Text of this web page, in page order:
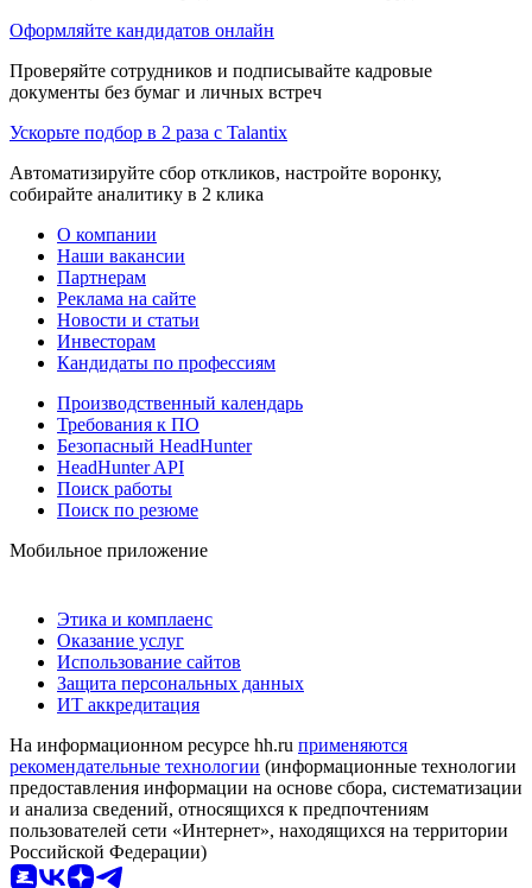
Оформляйте кандидатов онлайн
Проверяйте сотрудников и подписывайте кадровые
документы без бумаг и личных встреч
Ускорьте подбор в 2 раза с Talantix
Автоматизируйте сбор откликов, настройте воронку,
собирайте аналитику в 2 клика
О компании
Наши вакансии
Партнерам
Реклама на сайте
Новости и статьи
Инвесторам
Кандидаты по профессиям
Производственный календарь
Требования к ПО
Безопасный HeadHunter
HeadHunter API
Поиск работы
Поиск по резюме
Мобильное приложение
Этика и комплаенс
Оказание услуг
Использование сайтов
Защита персональных данных
ИТ аккредитация
На информационном ресурсе hh.ru применяются
рекомендательные технологии (информационные технологии
предоставления информации на основе сбора, систематизации
и анализа сведений, относящихся к предпочтениям
пользователей сети «Интернет», находящихся на территории
Российской Федерации)